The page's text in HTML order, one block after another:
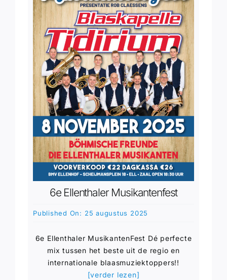
6e Ellenthaler Musikantenfest
Published On: 25 augustus 2025
6e Ellenthaler MusikantenFest Dé perfecte
mix tussen het beste uit de regio en
internationale blaasmuziektoppers!!
[verder lezen]